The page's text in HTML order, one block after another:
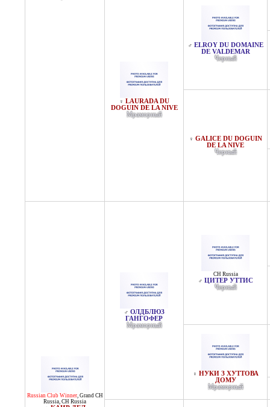
♀ LAURADA DU
DOGUIN DE LA NIVE
Мраморный
♂ ELROY DU DOMAINE
DE VALDEMAR
Черный
♀ GALICE DU DOGUIN
DE LA NIVE
Черный
Russian Club Winner, Grand CH
Russia, CH Russia
♂ ОЛДБЛЮЗ
ГАНГОФЕР
Мраморный
CH Russia
♂ ЦИТЕР УТТИС
Черный
♀ НУКИ З ХУТТОВА
ДОМУ
Мраморный